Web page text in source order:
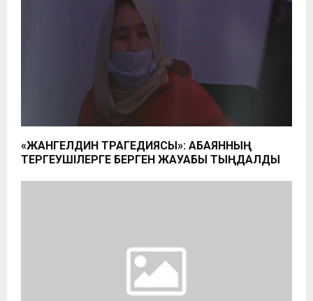
«ЖАНГЕЛДИН ТРАГЕДИЯСЫ»: АҚБАЯННЫҢ
ТЕРГЕУШІЛЕРГЕ БЕРГЕН ЖАУАБЫ ТЫҢДАЛДЫ